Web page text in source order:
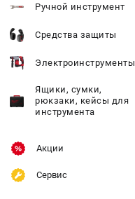
Ручной инструмент
Средства защиты
Электроинструменты
Ящики, сумки,
рюкзаки, кейсы для
инструмента
Акции
Сервис